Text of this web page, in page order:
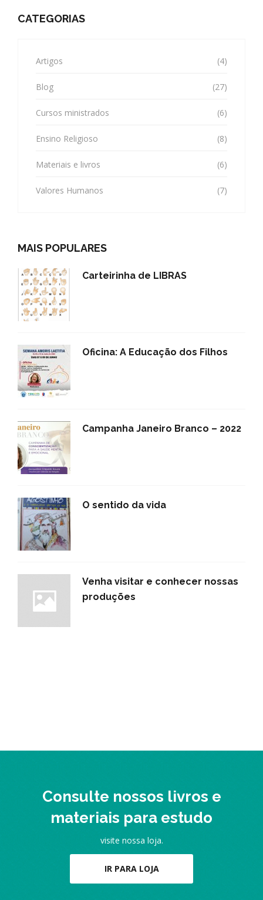
CATEGORIAS
Artigos (4)
Blog (27)
Cursos ministrados (6)
Ensino Religioso (8)
Materiais e livros (6)
Valores Humanos (7)
MAIS POPULARES
Carteirinha de LIBRAS
Oficina: A Educação dos Filhos
Campanha Janeiro Branco – 2022
O sentido da vida
Venha visitar e conhecer nossas
produções
Consulte nossos livros e
materiais para estudo
visite nossa loja.
IR PARA LOJA